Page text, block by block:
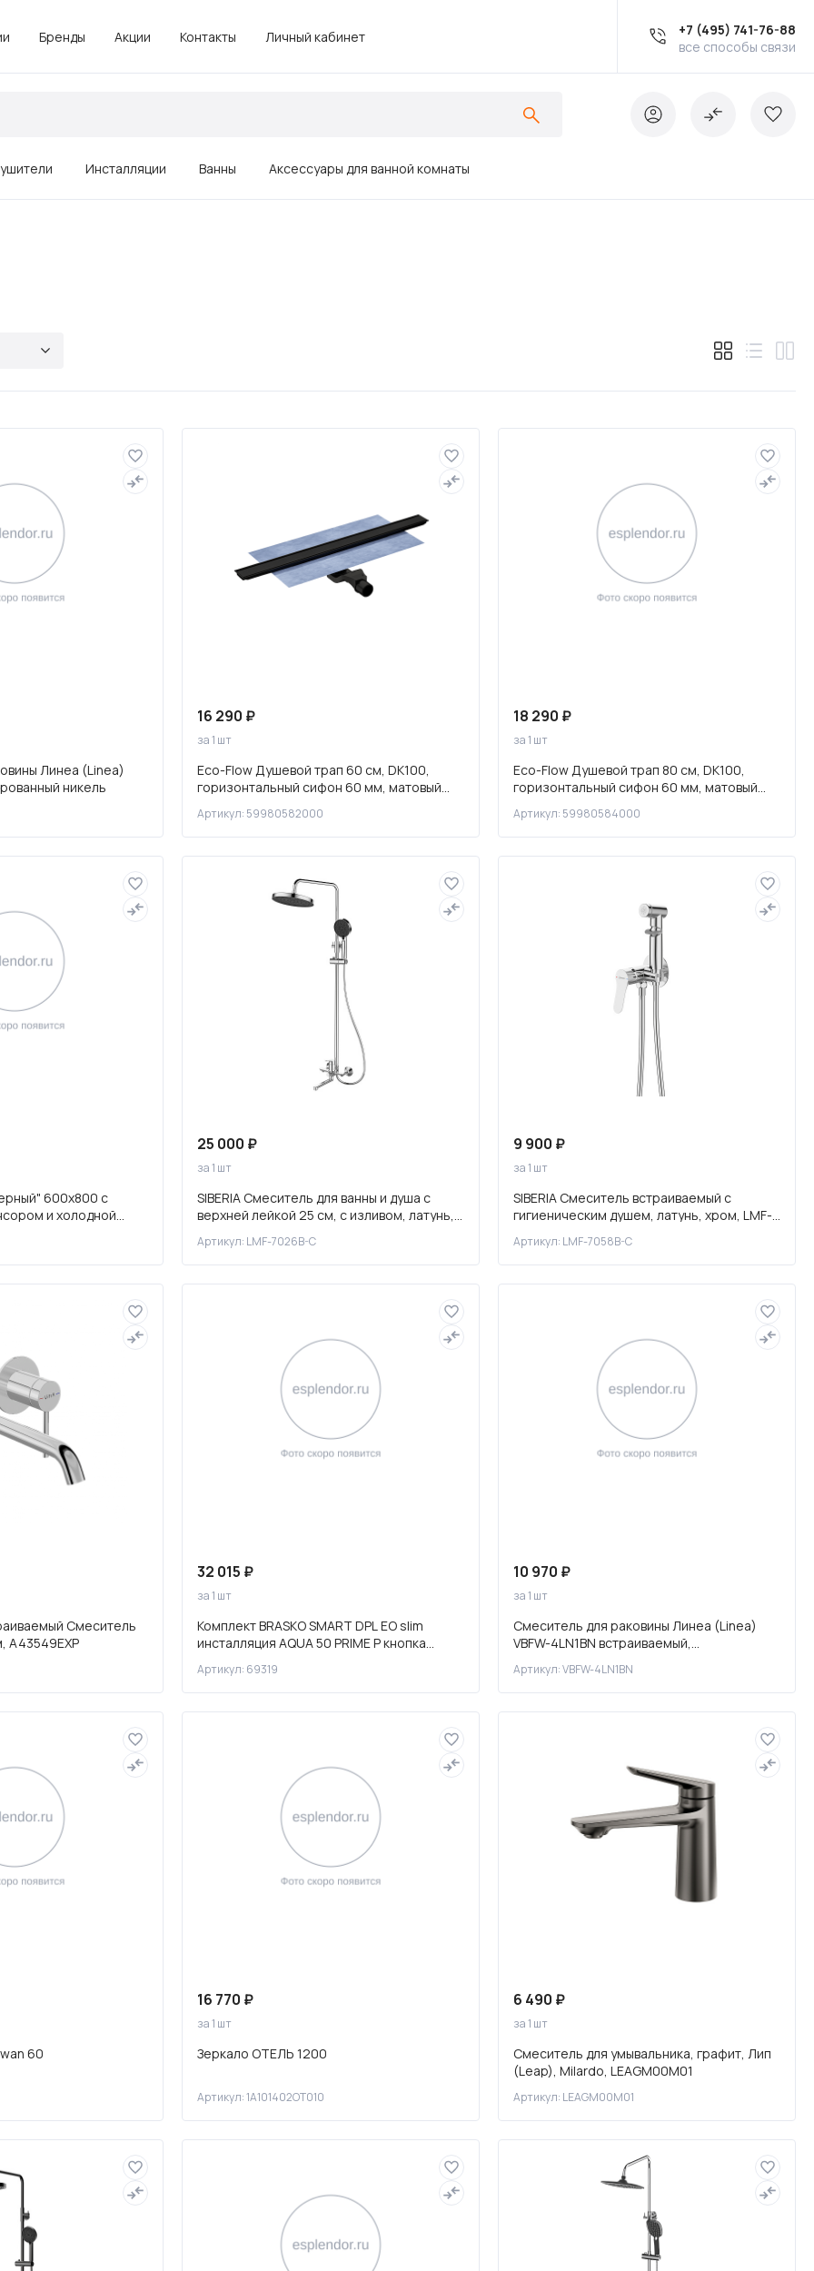
Бренды Акции Контакты Личный кабинет
+7 (495) 741-76-88
все способы связи
Зеркала
Полотенцесушители Слив и канализация
Фильтры для воды
Инсталляции Ванны Аксессуары для ванной комнаты
Линеа (Linea)
никель
16 290 ₽
за 1 шт
Eco-Flow Душевой трап 60 см, DK100,
горизонтальный сифон 60 мм, матовый
Артикул: 59980582000
18 290 ₽
за 1 шт
Eco-Flow Душевой трап 80 см, DK100,
горизонтальный сифон 60 мм, матовый
Артикул: 59980584000
600х800 с
и холодной
25 000 ₽
за 1 шт
SIBERIA Смеситель для ванны и душа с
верхней лейкой 25 см, с изливом, латунь,
Артикул: LMF-7026B-C
9 900 ₽
за 1 шт
SIBERIA Смеситель встраиваемый с
гигиеническим душем, латунь, хром, LMF-
Артикул: LMF-7058B-C
Смеситель
A43549EXP
32 015 ₽
за 1 шт
Комплект BRASKO SMART DPL EO slim
инсталляция AQUA 50 PRIME P кнопка
Артикул: 69319
10 970 ₽
за 1 шт
Смеситель для раковины Линеа (Linea)
VBFW-4LN1BN встраиваемый,
Артикул: VBFW-4LN1BN
60
16 770 ₽
за 1 шт
Зеркало ОТЕЛЬ 1200
Артикул: 1A101402OT010
6 490 ₽
за 1 шт
Смеситель для умывальника, графит, Лип
(Leap), Milardo, LEAGM00M01
Артикул: LEAGM00M01